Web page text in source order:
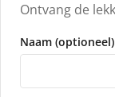
Ontvang de
Naam (optioneel)